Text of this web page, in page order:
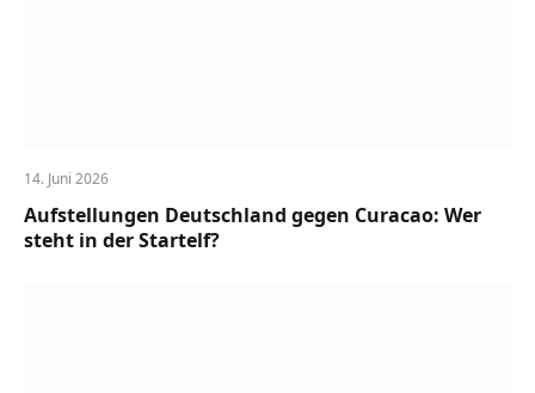
14. Juni 2026
Aufstellungen Deutschland gegen Curacao: Wer
steht in der Startelf?